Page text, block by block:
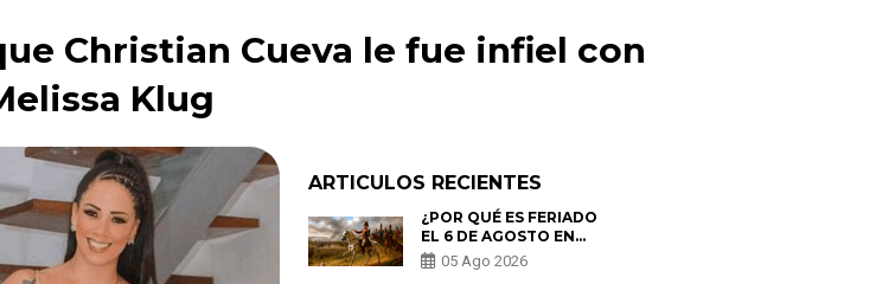
Christian Cueva le fue infiel con
Klug
ARTICULOS RECIENTES
¿POR QUÉ ES FERIADO
EL 6 DE AGOSTO EN
PERÚ? ESTA ES LA
HISTORIA
05 Ago 2026